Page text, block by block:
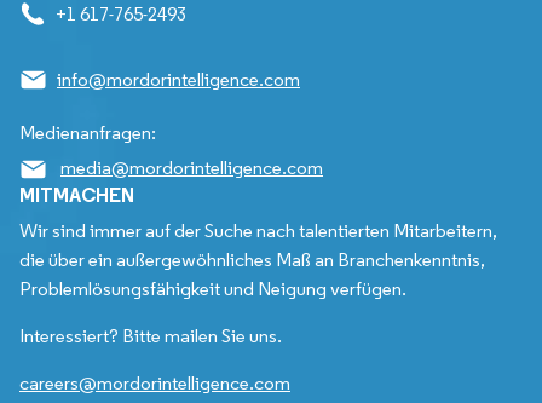
+1 617-765-2493
info@mordorintelligence.com
Medienanfragen:
media@mordorintelligence.com
MITMACHEN
Wir sind immer auf der Suche nach talentierten Mitarbeitern,
die über ein außergewöhnliches Maß an Branchenkenntnis,
Problemlösungsfähigkeit und Neigung verfügen.
Interessiert? Bitte mailen Sie uns.
careers@mordorintelligence.com